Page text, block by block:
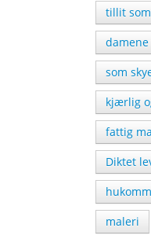
tillit
som
kjærlig
fattig
Diktet
maleri